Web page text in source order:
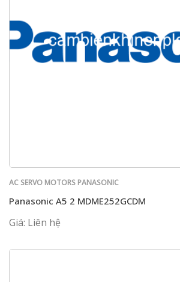
AC SERVO MOTORS PANASONIC
Panasonic A5 2 MDME252GCDM
Giá: Liên hệ